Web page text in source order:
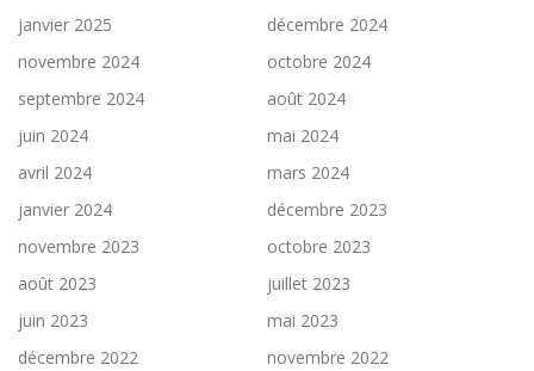
janvier 2025
décembre 2024
novembre 2024
octobre 2024
septembre 2024
août 2024
juin 2024
mai 2024
avril 2024
mars 2024
janvier 2024
décembre 2023
novembre 2023
octobre 2023
août 2023
juillet 2023
juin 2023
mai 2023
décembre 2022
novembre 2022